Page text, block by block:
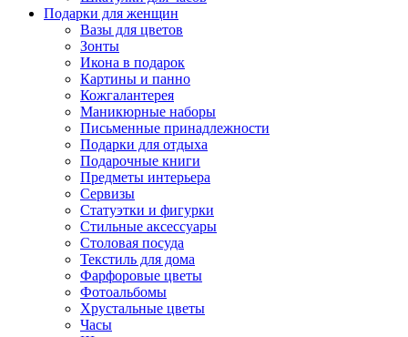
Подарки для женщин
Вазы для цветов
Зонты
Икона в подарок
Картины и панно
Кожгалантерея
Маникюрные наборы
Письменные принадлежности
Подарки для отдыха
Подарочные книги
Предметы интерьера
Сервизы
Статуэтки и фигурки
Стильные аксессуары
Столовая посуда
Текстиль для дома
Фарфоровые цветы
Фотоальбомы
Хрустальные цветы
Часы